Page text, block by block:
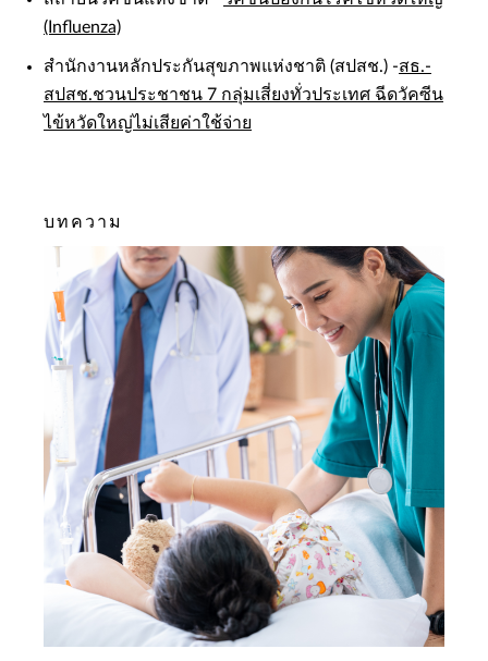
(Influenza)
สำนักงานหลักประกันสุขภาพแห่งชาติ (สปสช.) -สธ.-
สปสช.ชวนประชาชน 7 กลุ่มเสี่ยงทั่วประเทศ ฉีดวัคซีน
ไข้หวัดใหญ่ไม่เสียค่าใช้จ่าย
บทความ